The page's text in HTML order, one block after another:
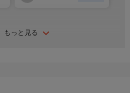
もっと見る